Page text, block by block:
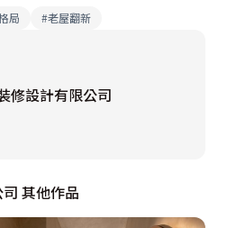
局 #老屋翻新
修設計有限公司
其他作品